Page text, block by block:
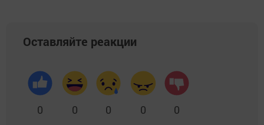
Оставляйте реакции
0 0 0 0 0